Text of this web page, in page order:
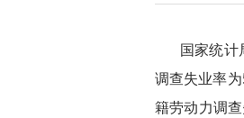
国家统计
调查失业率
籍劳动力调